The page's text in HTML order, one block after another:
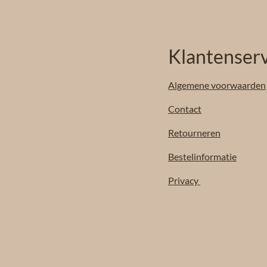
Algemenevoorwaarden
Contact
Retourneren
Bestelinformatie
Privacy